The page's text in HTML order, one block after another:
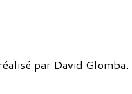
par David Glomba.